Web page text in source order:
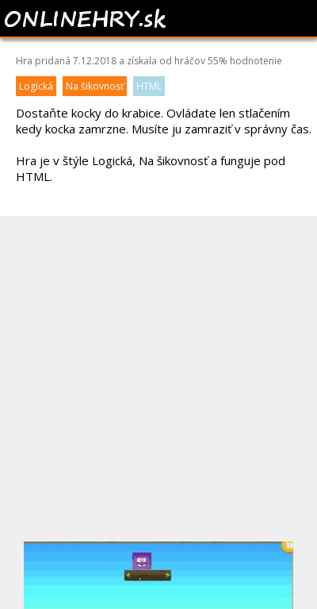
IDE PURPLE HEAD
Hra pridaná 7.12.2018 a získala od hráčov55% hodnotenie
Logická
Na šikovnosť HTML
Dostaňte kocky do krabice. Ovládate len stlačením
kedy kocka zamrzne. Musíte ju zamraziť v správny čas.
Hra je v štýle Logická, Na šikovnosť a funguje pod
HTML.